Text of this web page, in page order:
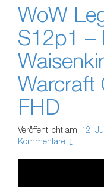
WoW
S12p1 –
Warcraft
FHD
Veröffentlicht am: 12.
Kommentare ↓